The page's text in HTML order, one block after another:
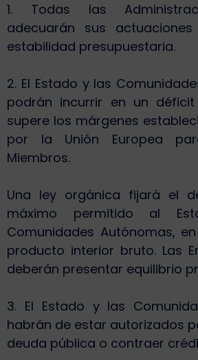
1. Todas las
adecuarán sus
estabilidad presupuestaria.
2. El Estado y las
podrán incurrir en un
supere los márgenes
por la Unión Europea
Miembros.
Una ley orgánica fijará el
máximo permitido al
Comunidades Autónomas,
producto interior bruto. Las
deberán presentar equilibrio
3. El Estado y las
habrán de estar autorizados
deuda pública o contraer